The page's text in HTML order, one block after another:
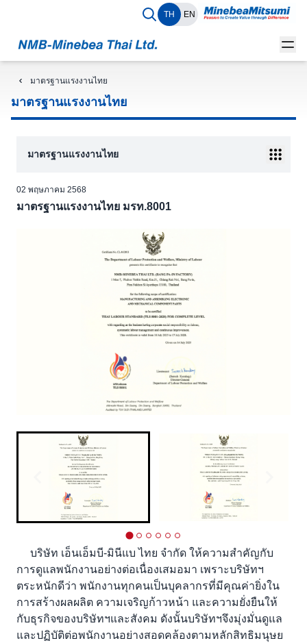
TH EN
มาตรฐานแรงงานไทย
มาตรฐานแรงงานไทย
มาตรฐานแรงงานไทย
02 พฤษภาคม 2568
มาตรฐานแรงงานไทย มรท.8001
บริษัท เอ็นเอ็มบี-มินีแบ ไทย จำกัด ให้ความสำคัญกับ
การดูแลพนักงานอย่างต่อเนื่องเสมอมา เพราะบริษัทฯ
ตระหนักดีว่า พนักงานทุกคนเป็นบุคลากรที่มีคุณค่ายิ่งใน
การสร้างผลผลิต ความเจริญก้าวหน้า และความยั่งยืนให้
กับธุรกิจของบริษัทฯและสังคม ดังนั้นบริษัทฯจึงมุ่งมั่นดูแล
และปฏิบัติต่อพนักงานอย่างสอดคล้องตามหลักสิทธิมนุษย